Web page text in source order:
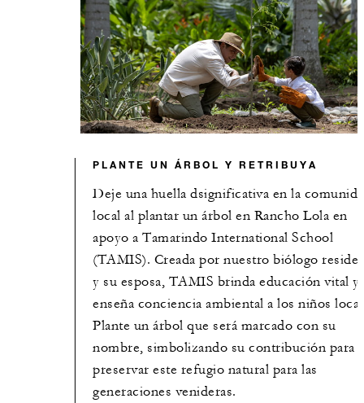
PLANTE UN ÁRBOL Y RETRIBUYA
Deje una huella dsignificativa en la
local al plantar un árbol en Rancho Lola en
apoyo a Tamarindo International School
(TAMIS). Creada por nuestro biólogo
y su esposa, TAMIS brinda educación vital y
enseña conciencia ambiental a los niños
Plante un árbol que será marcado con su
nombre, simbolizando su contribución para
preservar este refugio natural para las
generaciones venideras.